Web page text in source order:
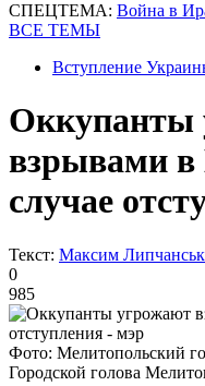
СПЕЦТЕМА: Война в
ВСЕ ТЕМЫ
Вступление
Оккупанты
взрывами в
случае
Текст: Максим
0
985
Фото: Мелитопольский
Городской голова